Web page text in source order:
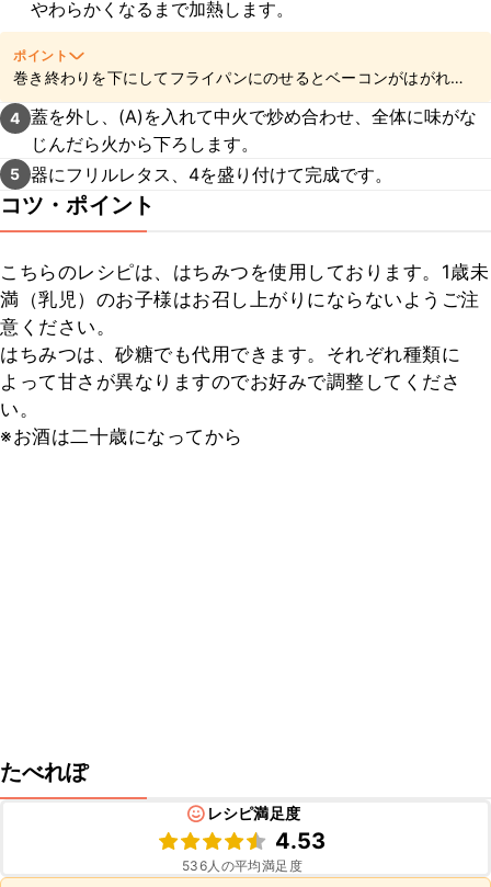
やわらかくなるまで加熱します。
ポイント
巻き終わりを下にしてフライパンにのせるとベーコンがはがれに
くくなりますよ。
4 蓋を外し、(A)を入れて中火で炒め合わせ、全体に味がな
じんだら火から下ろします。
5 器にフリルレタス、4を盛り付けて完成です。
コツ・ポイント
こちらのレシピは、はちみつを使用しております。1歳未
満（乳児）のお子様はお召し上がりにならないようご注
意ください。
はちみつは、砂糖でも代用できます。それぞれ種類に
よって甘さが異なりますのでお好みで調整してくださ
い。
※お酒は二十歳になってから
たべれぽ
レシピ満足度
4.53
536人の平均満足度